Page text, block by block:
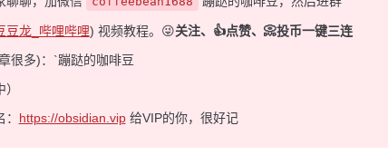
豆龙_哔哩哔哩) 视频教程。😜关注、👍点赞、📀投币一键三连
很多)：`蹦跶的咖啡豆
https://obsidian.vip给VIP的你，很好记